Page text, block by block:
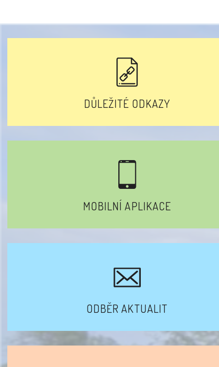
DŮLEŽITÉ ODKAZY
MOBILNÍ APLIKACE
ODBĚR AKTUALIT